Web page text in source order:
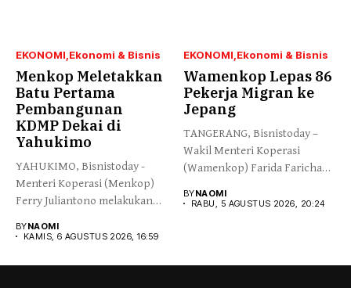
EKONOMI Ekonomi & Bisnis
Menkop Meletakkan
Batu Pertama
Pembangunan
KDMP Dekai di
Yahukimo
YAHUKIMO, Bisnistoday -
Menteri Koperasi (Menkop)
Ferry Juliantono melakukan
BYNAOMI
KAMIS, 6 AGUSTUS 2026, 16:59
EKONOMI Ekonomi & Bisnis
Wamenkop Lepas 86
Pekerja Migran ke
Jepang
TANGERANG, Bisnistoday –
Wakil Menteri Koperasi
(Wamenkop) Farida Farichah
BYNAOMI
RABU, 5 AGUSTUS 2026, 20:24